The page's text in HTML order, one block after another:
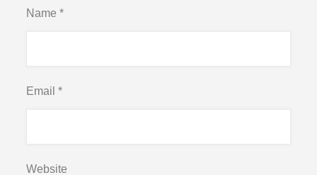
Name*
Email*
Website